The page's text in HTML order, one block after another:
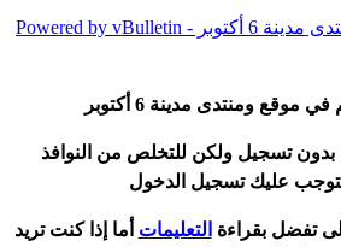
في موقع ومنتدى مدينة 6 أكتوبر
بدون تسجيل ولكن للتخلص من النوافذ
يتوجب عليك تسجيل الدخول
تفضل بقراءة التعليمات ما إذا كنت تريد